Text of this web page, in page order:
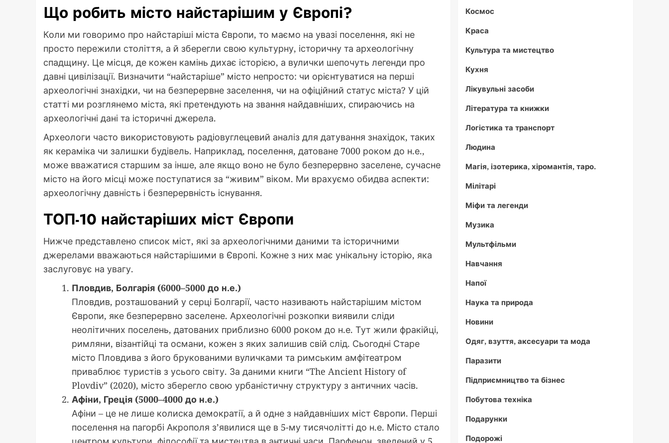
Що робить місто найстарішим у Європі?
Коли ми говоримо про найстаріші міста Європи, то маємо на увазі поселення, які не
просто пережили століття, а й зберегли свою культурну, історичну та археологічну
спадщину. Це місця, де кожен камінь дихає історією, а вулички шепочуть легенди про
давні цивілізації. Визначити “найстаріше” місто непросто: чи орієнтуватися на перші
археологічні знахідки, чи на безперервне заселення, чи на офіційний статус міста? У цій
статті ми розглянемо міста, які претендують на звання найдавніших, спираючись на
археологічні дані та історичні джерела.
Археологи часто використовують радіовуглецевий аналіз для датування знахідок, таких
як кераміка чи залишки будівель. Наприклад, поселення, датоване 7000 роком до н.е.,
може вважатися старшим за інше, але якщо воно не було безперервно заселене, сучасне
місто на його місці може поступатися за “живим” віком. Ми врахуємо обидва аспекти:
археологічну давність і безперервність існування.
ТОП-10 найстаріших міст Європи
Нижче представлено список міст, які за археологічними даними та історичними
джерелами вважаються найстарішими в Європі. Кожне з них має унікальну історію, яка
заслуговує на увагу.
Пловдив, Болгарія (6000–5000 до н.е.)
Пловдив, розташований у серці Болгарії, часто називають найстарішим містом
Європи, яке безперервно заселене. Археологічні розкопки виявили сліди
неолітичних поселень, датованих приблизно 6000 роком до н.е. Тут жили фракійці,
римляни, візантійці та османи, кожен з яких залишив свій слід. Сьогодні Старе
місто Пловдива з його брукованими вуличками та римським амфітеатром
приваблює туристів з усього світу. За даними книги “The Ancient History of
Plovdiv” (2020), місто зберегло свою урбаністичну структуру з античних часів.
Афіни, Греція (5000–4000 до н.е.)
Афіни – це не лише колиска демократії, а й одне з найдавніших міст Європи. Перші
поселення на пагорбі Акрополя з’явилися ще в 5-му тисячолітті до н.е. Місто стало
Космос
Краса
Культура та мистецтво
Кухня
Лікувульні засоби
Література та книжки
Логістика та транспорт
Людина
Магія, ізотерика, хіромантія, таро.
Мілітарі
Міфи та легенди
Музика
Мультфільми
Навчання
Напої
Наука та природа
Новини
Одяг, взуття, аксесуари та мода
Паразити
Підприємництво та бізнес
Побутова техніка
Подарунки
Подорожі